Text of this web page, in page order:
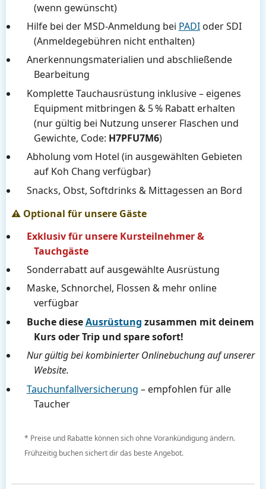
(wenn gewünscht)
Hilfe bei der MSD-Anmeldung bei PADIoder SDI
(Anmeldegebühren nicht enthalten)
Anerkennungsmaterialien und abschließende
Bearbeitung
Komplette Tauchausrüstung inklusive – eigenes
Equipment mitbringen & 5 % Rabatt erhalten
(nur gültig bei Nutzung unserer Flaschen und
Gewichte, Code: H7PFU7M6)
Abholung vom Hotel (in ausgewählten Gebieten
auf Koh Chang verfügbar)
Snacks, Obst, Softdrinks & Mittagessen an Bord
⚠️ Optional für unsere Gäste
Exklusiv für unsere Kursteilnehmer &
Tauchgäste
Sonderrabatt auf ausgewählte Ausrüstung
Maske, Schnorchel, Flossen & mehr online
verfügbar
Buche dieseAusrüstung zusammen mit deinem
Kurs oder Trip und spare sofort!
Nur gültig bei kombinierter Onlinebuchung auf unserer
Website.
Tauchunfallversicherung – empfohlen für alle
Taucher
* Preise und Rabatte können sich ohne Vorankündigung ändern.
Frühzeitig buchen sichert dir das beste Angebot.